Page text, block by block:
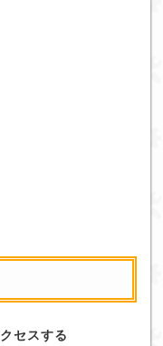
セスする